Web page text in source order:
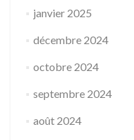
janvier 2025
décembre 2024
octobre 2024
septembre 2024
août 2024